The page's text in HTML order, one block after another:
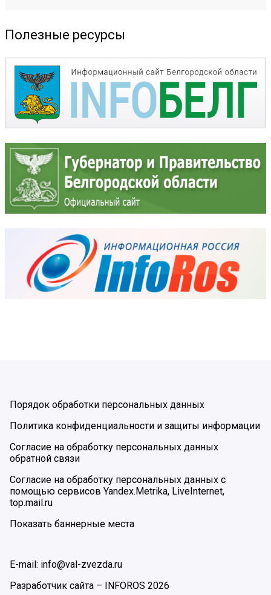
Полезные ресурсы
Порядок обработки персональных данных
Политика конфиденциальности и защиты информации
Согласие на обработку персональных данных
обратной связи
Согласие на обработку персональных данных с
помощью сервисов Yandex.Metrika, LiveInternet,
top.mail.ru
Показать баннерные места
E-mail: info@val-zvezda.ru
Разработчик сайта –
INFOROS 2026